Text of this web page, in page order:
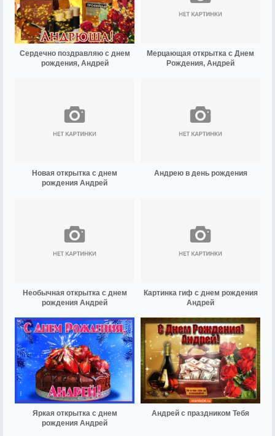
Сердечно поздравляю с днем
рождения, Андрей
Мерцающая открытка с Днем
Рождения, Андрей
Новая открытка с днем
рождения Андрей
Андрею в день рождения
Необычная открытка с днем
рождения Андрей
Картинка гиф с днем рождения
Андрей
Яркая открытка с днем
рождения Андрей
Андрей с праздником Тебя